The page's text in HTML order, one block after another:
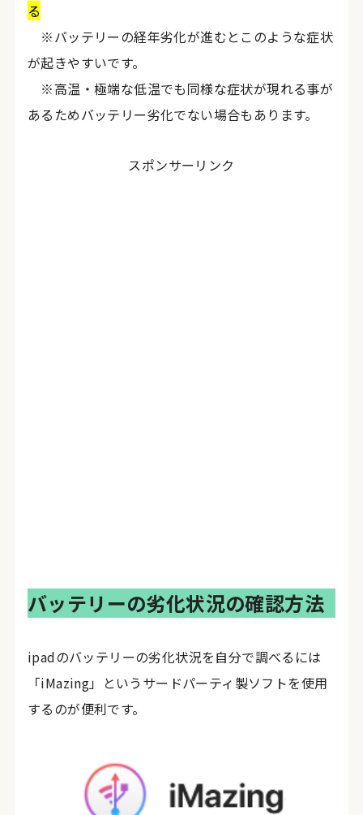
る
※バッテリーの経年劣化が進むとこのような症状
が起きやすいです。
※高温・極端な低温でも同様な症状が現れる事が
あるためバッテリー劣化でない場合もあります。
スポンサーリンク
バッテリーの劣化状況の確認方法
ipadのバッテリーの劣化状況を自分で調べるには
「iMazing」というサードパーティ製ソフトを使用
するのが便利です。